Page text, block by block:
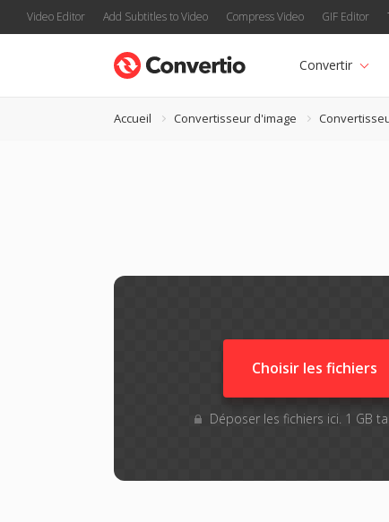
Video Editor Add Subtitles to Video Compress Video GIF Editor
Convertir
Accueil Convertisseur d'image
Choisir les fichiers
Déposer les fichiers ici. 1 GB